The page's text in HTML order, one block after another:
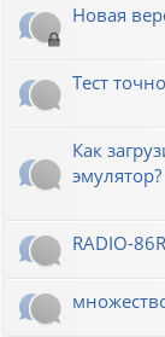
Новая
Тест
Как
эмулятор?
RADIO-